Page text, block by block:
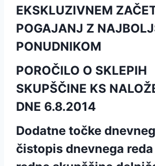
EKSKLUZIVNEM
POGAJANJ Z
PONUDNIKOM
POROČILO O SKLEPIH
SKUPŠČINE KS
DNE 6.8.2014
Dodatne točke
čistopis dnevnega